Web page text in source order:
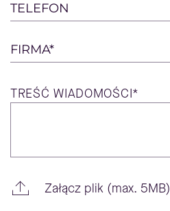
TELEFON
FIRMA*
TREŚĆ WIADOMOŚCI*
Załącz plik (max. 5MB)